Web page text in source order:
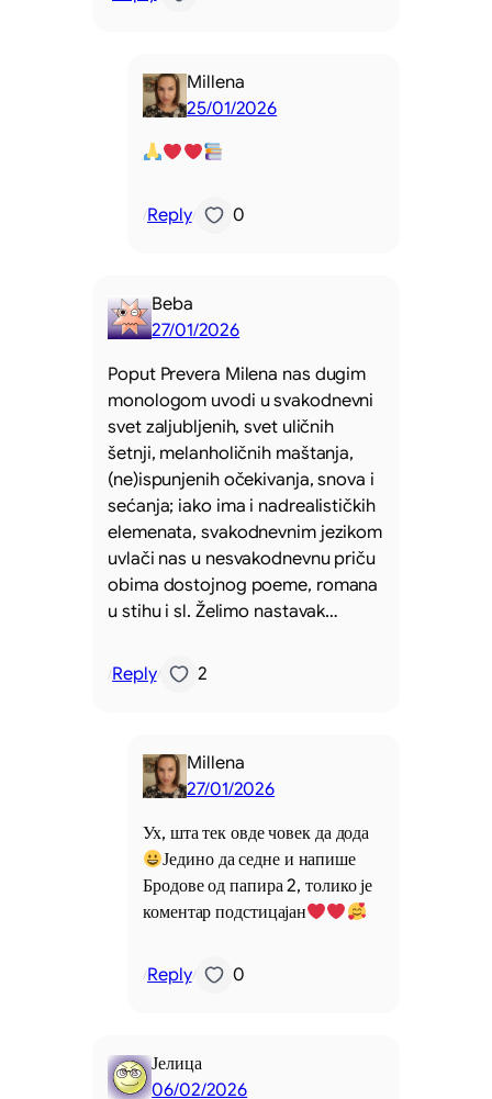
Millena
25/01/2026
/Reply/ 0
Beba
27/01/2026
Poput Prevera Milena nas dugim
monologom uvodi u svakodnevni
svet zaljubljenih, svet uličnih
šetnji, melanholičnih maštanja,
(ne)ispunjenih očekivanja, snova i
sećanja; iako ima i nadrealističkih
elemenata, svakodnevnim jezikom
uvlači nas u nesvakodnevnu priču
obima dostojnog poeme, romana
u stihu i sl. Želimo nastavak…
/Reply/ 2
Millena
27/01/2026
Ух, шта тек овде човек да дода
Једино да седне и напише
Бродове од папира 2, толико је
коментар подстицајан
/Reply/ 0
Јелица
06/02/2026